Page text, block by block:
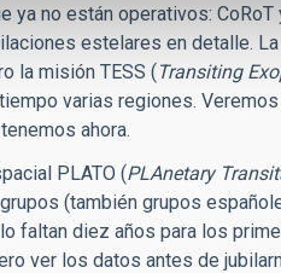
no están operativos: CoRoT
estelares en detalle.
la misión TESS (Transiting
varias regiones.
ahora.
PLATO (PLAnetary
(también grupos
faltan diez años para los
ver los datos antes de